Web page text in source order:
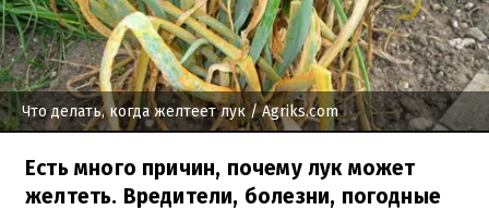
Что делать, когда желтеет лук/ Agriks.com
Есть много причин, почему лук может
желтеть. Вредители, болезни, погодные